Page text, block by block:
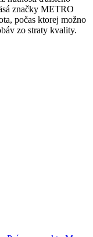
značky METRO
počas ktorej možno
zo straty kvality.